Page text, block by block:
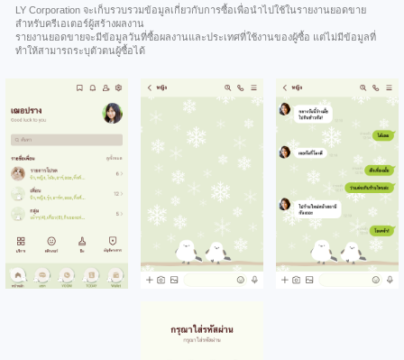
LY Corporation จะเก็บรวบรวมข้อมูลเกี่ยวกับการซื้อเพื่อนำไปใช้ในรายงานยอดขาย
สำหรับครีเอเตอร์ผู้สร้างผลงาน
รายงานยอดขายจะมีข้อมูลวันที่ซื้อผลงานและประเทศที่ใช้งานของผู้ซื้อ แต่ไม่มีข้อมูลที่
ทำให้สามารถระบุตัวตนผู้ซื้อได้